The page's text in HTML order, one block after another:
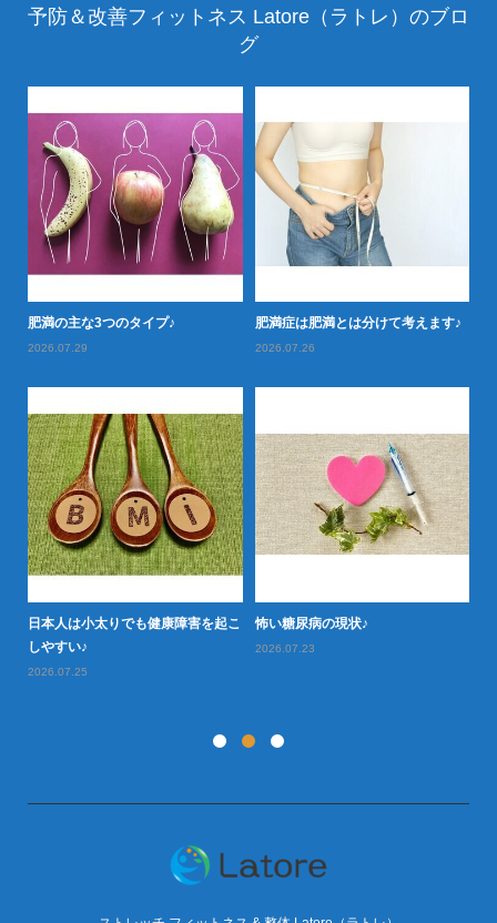
予防＆改善フィットネス Latore（ラトレ）のブロ
グ
肥満の主な3つのタイプ♪
2026.07.29
肥満症は肥満とは分けて考えます♪
2026.07.26
日本人は小太りでも健康障害を起こ
しやすい♪
2026.07.25
怖い糖尿病の現状♪
2026.07.23